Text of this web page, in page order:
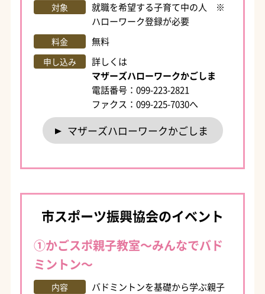
対象
就職を希望する子育て中の人 ※
ハローワーク登録が必要
料金 無料
申し込み
詳しくは
マザーズハローワークかごしま
電話番号：099-223-2821
ファクス：099-225-7030へ
マザーズハローワークかごしま
市スポーツ振興協会のイベント
①かごスポ親子教室～みんなでバド
ミントン～
内容
バドミントンを基礎から学ぶ親子